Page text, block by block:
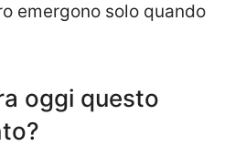
emergono solo quando
oggi questo